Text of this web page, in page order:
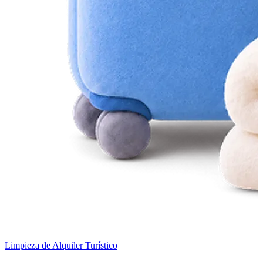
Limpieza de Alquiler Turístico